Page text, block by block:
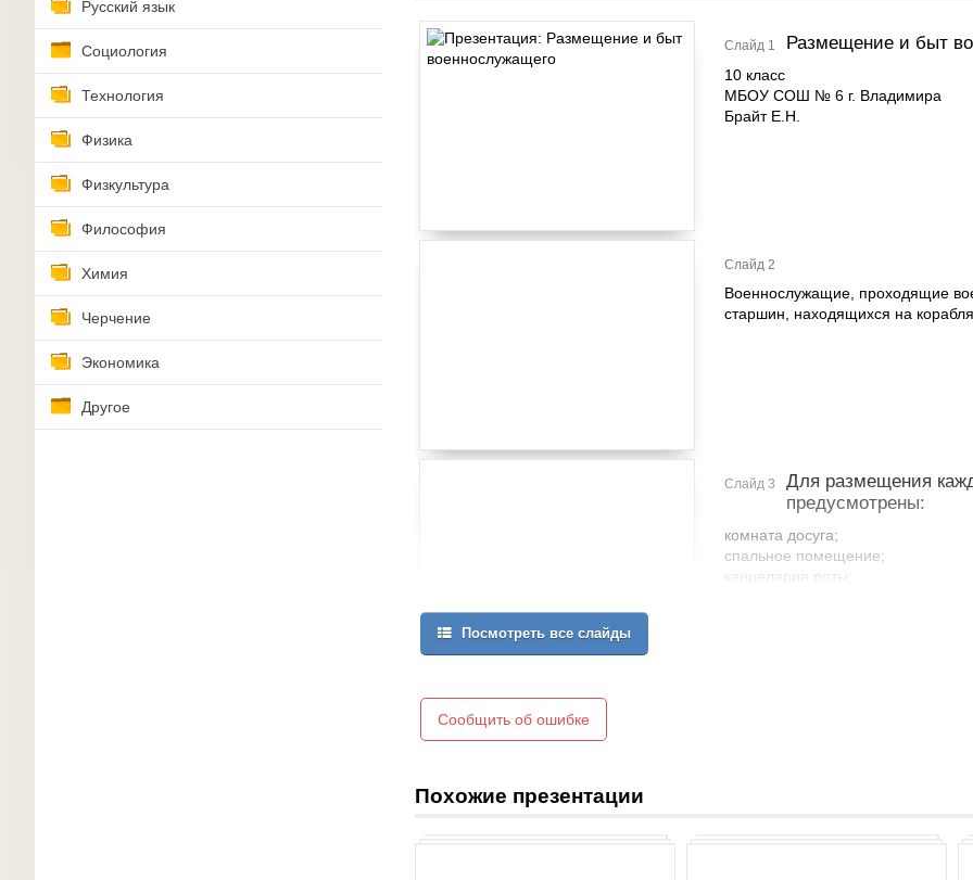
Русский язык
Социология
Технология
Физика
Физкультура
Философия
Химия
Черчение
Экономика
Другое
Слайд 1 Размещение и быт
10 класс
МБОУ СОШ № 6 г. Владимира
Брайт Е.Н.
Слайд 2
Военнослужащие, проходящие
старшин, находящихся на
Слайд 3
Для размещения
предусмотрены:
комната досуга;
спальное помещение;
канцелярия роты; .
Посмотреть все слайды
Сообщить об ошибке
Похожие презентации